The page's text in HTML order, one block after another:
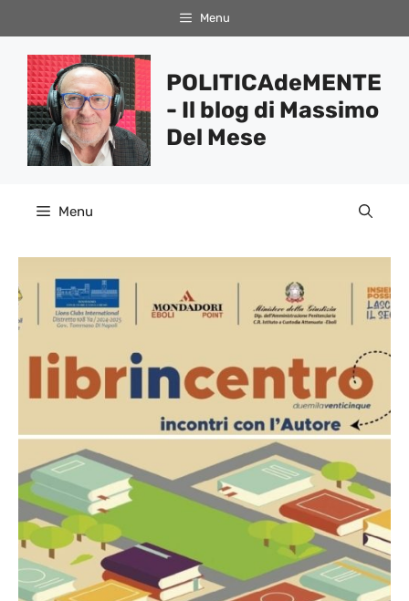
al
contenuto
Menu
POLITICAdeMENTE
- Il blog di Massimo
Del Mese
Menu